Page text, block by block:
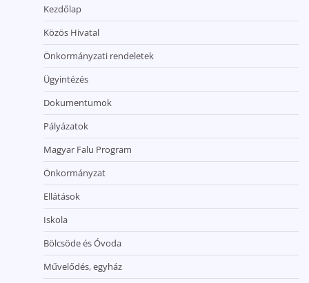
Kezdőlap
Közös Hivatal
Önkormányzati rendeletek
Ügyintézés
Dokumentumok
Pályázatok
Magyar Falu Program
Önkormányzat
Ellátások
Iskola
Bölcsöde és Óvoda
Művelődés, egyház